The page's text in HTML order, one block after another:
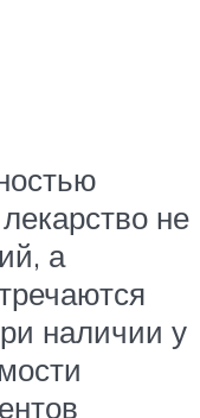
не
а
наличии у